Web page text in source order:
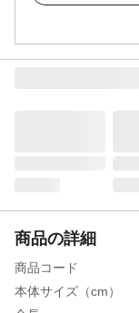
商品の詳細
商品コード
本体サイズ（cm）